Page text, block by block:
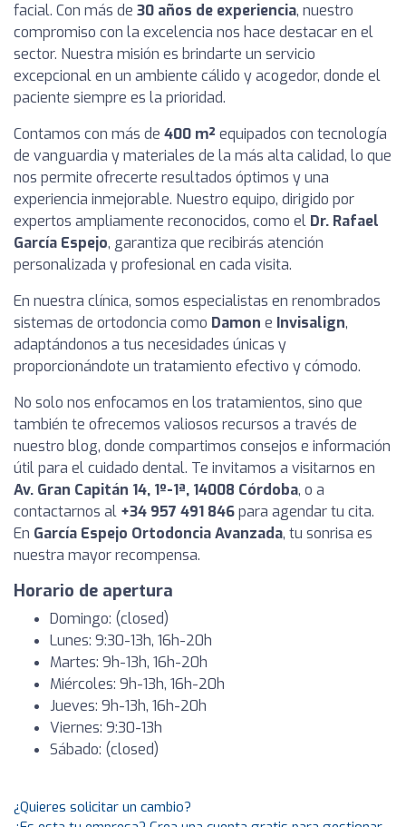
facial. Con más de 30 años de experiencia, nuestro
compromiso con la excelencia nos hace destacar en el
sector. Nuestra misión es brindarte un servicio
excepcional en un ambiente cálido y acogedor, donde el
paciente siempre es la prioridad.
Contamos con más de 400 m² equipados con tecnología
de vanguardia y materiales de la más alta calidad, lo que
nos permite ofrecerte resultados óptimos y una
experiencia inmejorable. Nuestro equipo, dirigido por
expertos ampliamente reconocidos, como el Dr. Rafael
García Espejo, garantiza que recibirás atención
personalizada y profesional en cada visita.
En nuestra clínica, somos especialistas en renombrados
sistemas de ortodoncia como Damon e Invisalign,
adaptándonos a tus necesidades únicas y
proporcionándote un tratamiento efectivo y cómodo.
No solo nos enfocamos en los tratamientos, sino que
también te ofrecemos valiosos recursos a través de
nuestro blog, donde compartimos consejos e información
útil para el cuidado dental. Te invitamos a visitarnos en
Av. Gran Capitán 14, 1º-1ª, 14008 Córdoba, o a
contactarnos al +34 957 491 846para agendar tu cita.
En García Espejo Ortodoncia Avanzada, tu sonrisa es
nuestra mayor recompensa.
Horario de apertura
Domingo: (closed)
Lunes: 9:30-13h, 16h-20h
Martes: 9h-13h, 16h-20h
Miércoles: 9h-13h, 16h-20h
Jueves: 9h-13h, 16h-20h
Viernes: 9:30-13h
Sábado: (closed)
¿Quieres solicitar un cambio?